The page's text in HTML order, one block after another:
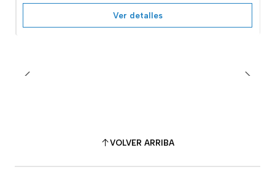
Ver detalles
VOLVER ARRIBA